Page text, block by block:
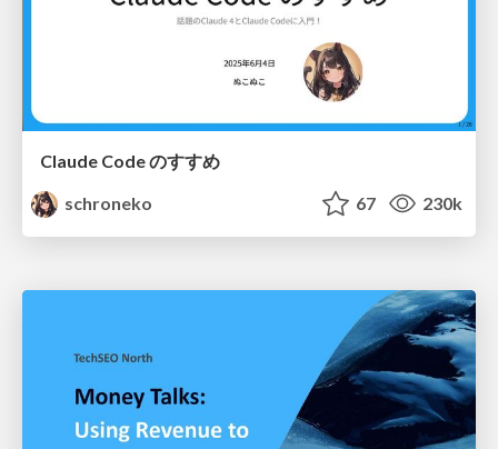
Claude Code のすすめ
schroneko
67 230k